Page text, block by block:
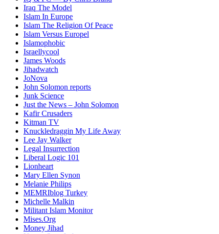
Iraq The Model
Islam In Europe
Islam The Religion Of Peace
Islam Versus Europel
Islamophobic
Israellycool
James Woods
Jihadwatch
JoNova
John Solomon reports
Junk Science
Just the News – John Solomon
Kafir Crusaders
Kitman TV
Knuckledraggin My Life Away
Lee Jay Walker
Legal Insurrection
Liberal Logic 101
Lionheart
Mary Ellen Synon
Melanie Philips
MEMRIblog Turkey
Michelle Malkin
Militant Islam Monitor
Mises.Org
Money Jihad